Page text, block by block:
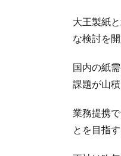
大王製紙
な検討を
国内の紙
課題が山
業務提携
とを目指す